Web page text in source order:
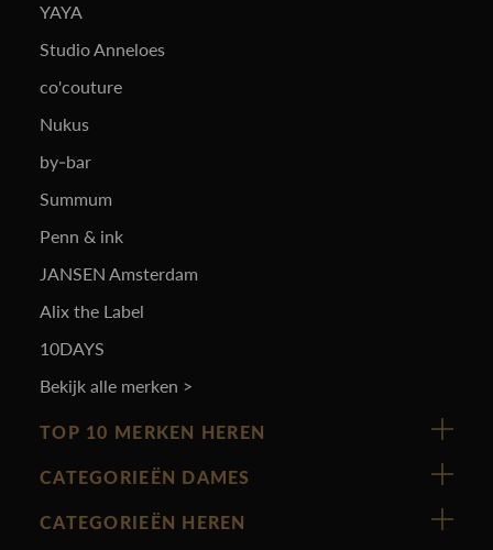
YAYA
Studio Anneloes
co'couture
Nukus
by-bar
Summum
Penn & ink
JANSEN Amsterdam
Alix the Label
10DAYS
Bekijk alle merken >
TOP 10 MERKEN HEREN
Vanguard
Cast Iron
CATEGORIEËN DAMES
Nieuw binnen
CATEGORIEËN HEREN